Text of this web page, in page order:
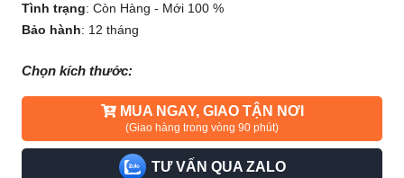
Tình trạng: Còn Hàng - Mới 100 %
Bảo hành: 12 tháng
Chọn kích thước:
MUA NGAY, GIAO TẬN NƠI
(Giao hàng trong vòng 90 phút)
TƯ VẤN QUA ZALO